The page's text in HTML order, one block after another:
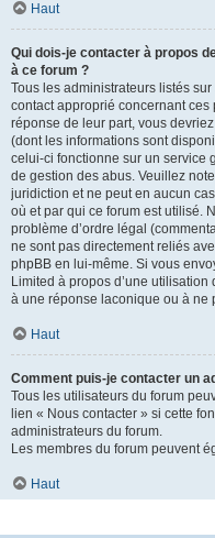
Haut
Qui dois-je contacter à propos
à ce forum ?
Tous les administrateurs listés
contact approprié concernant ces
réponse de leur part, vous
(dont les informations sont
celui-ci fonctionne sur un service
de gestion des abus. Veuillez
juridiction et ne peut en aucun
où et par qui ce forum est utilisé.
problème d’ordre légal
ne sont pas directement reliés
phpBB en lui-même. Si vous
Limited à propos d’une
à une réponse laconique ou à ne
Haut
Comment puis-je contacter un
Tous les utilisateurs du forum
lien « Nous contacter » si cette
administrateurs du forum.
Les membres du forum peuvent
Haut